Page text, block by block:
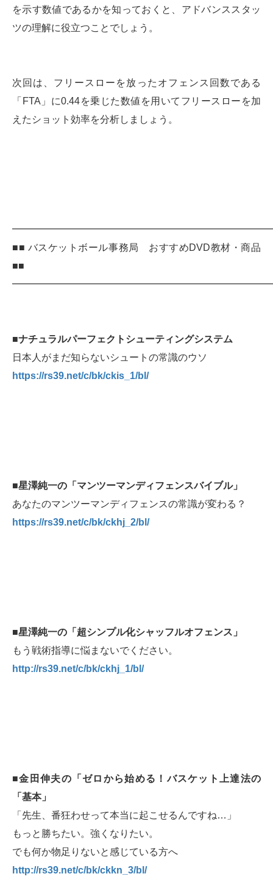
を示す数値であるかを知っておくと、アドバンススタッ
ツの理解に役立つことでしょう。
次回は、フリースローを放ったオフェンス回数である
「FTA」に0.44を乗じた数値を用いてフリースローを加
えたショット効率を分析しましょう。
■■ バスケットボール事務局 おすすめDVD教材・商品
■■
■ナチュラルパーフェクトシューティングシステム
日本人がまだ知らないシュートの常識のウソ
https://rs39.net/c/bk/ckis_1/bl/
■星澤純一の「マンツーマンディフェンスバイブル」
あなたのマンツーマンディフェンスの常識が変わる？
https://rs39.net/c/bk/ckhj_2/bl/
■星澤純一の「超シンプル化シャッフルオフェンス」
もう戦術指導に悩まないでください。
http://rs39.net/c/bk/ckhj_1/bl/
■金田伸夫の「ゼロから始める！バスケット上達法の
「基本」
「先生、番狂わせって本当に起こせるんですね…」
もっと勝ちたい。強くなりたい。
でも何か物足りないと感じている方へ
http://rs39.net/c/bk/ckkn_3/bl/